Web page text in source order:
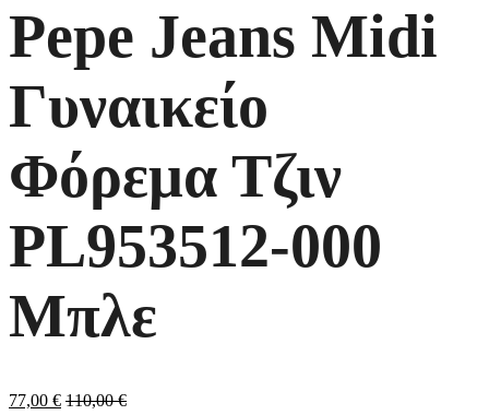
Pepe Jeans Midi
Γυναικείο
Φόρεμα Τζιν
PL953512-000
Μπλε
77,00 € 110,00€